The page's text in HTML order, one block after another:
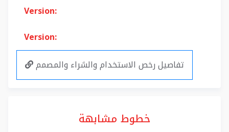
Version:
Version:
تفاصيل رخص الاستخدام والشراء والمصمم
خطوط مشابهة